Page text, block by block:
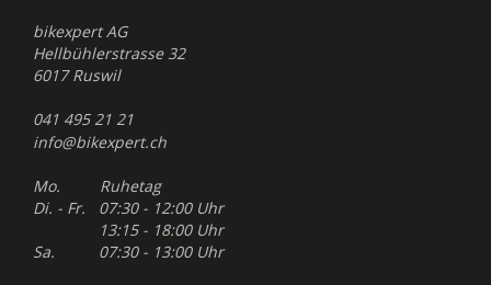
bikexpert AG
Hellbühlerstrasse 32
6017 Ruswil
041 495 21 21
info@bikexpert.ch
Mo. Ruhetag
Di. - Fr. 07:30 - 12:00 Uhr
13:15 - 18:00 Uhr
Sa. 07:30 - 13:00 Uhr